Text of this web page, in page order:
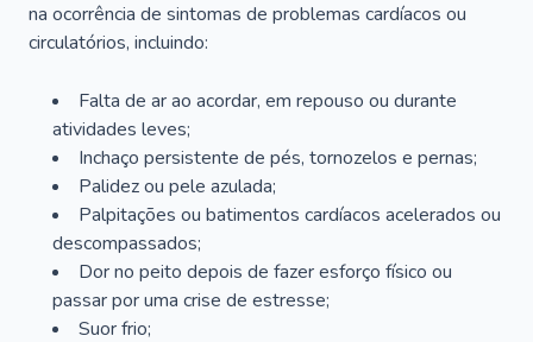
na ocorrência de sintomas de problemas cardíacos ou
circulatórios, incluindo:
Falta de ar ao acordar, em repouso ou durante
atividades leves;
Inchaço persistente de pés, tornozelos e pernas;
Palidez ou pele azulada;
Palpitações ou batimentos cardíacos acelerados ou
descompassados;
Dor no peito depois de fazer esforço físico ou
passar por uma crise de estresse;
Suor frio;